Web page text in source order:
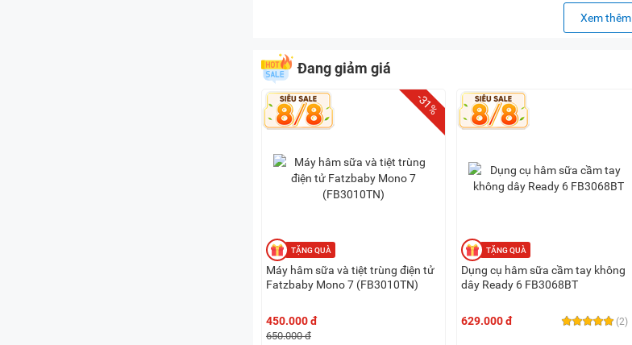
Xem thêm
Đang giảm giá
-31%
Máy hâm sữa và tiệt trùng điện tử
Fatzbaby Mono 7 (FB3010TN)
450.000 đ
650.000 đ
Dụng cụ hâm sữa cầm tay không
dây Ready 6 FB3068BT
(2)
629.000 đ